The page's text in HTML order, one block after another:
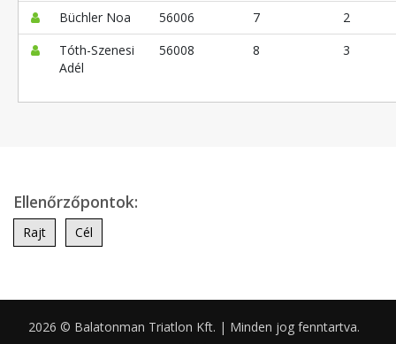
Büchler Noa
56006 7
2
Tóth-Szenesi
Adél
56008 8 3
Ellenőrzőpontok:
Rajt Cél
2026 © Balatonman Triatlon Kft. | Minden jog fenntartva.